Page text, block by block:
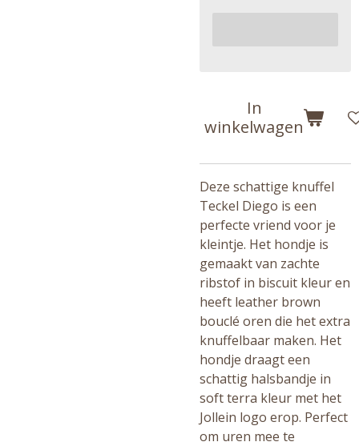
In
winkelwagen
Deze schattige knuffel
Teckel Diego is een
perfecte vriend voor je
kleintje. Het hondje is
gemaakt van zachte
ribstof in biscuit kleur en
heeft leather brown
bouclé oren die het extra
knuffelbaar maken. Het
hondje draagt een
schattig halsbandje in
soft terra kleur met het
Jollein logo erop. Perfect
om uren mee te